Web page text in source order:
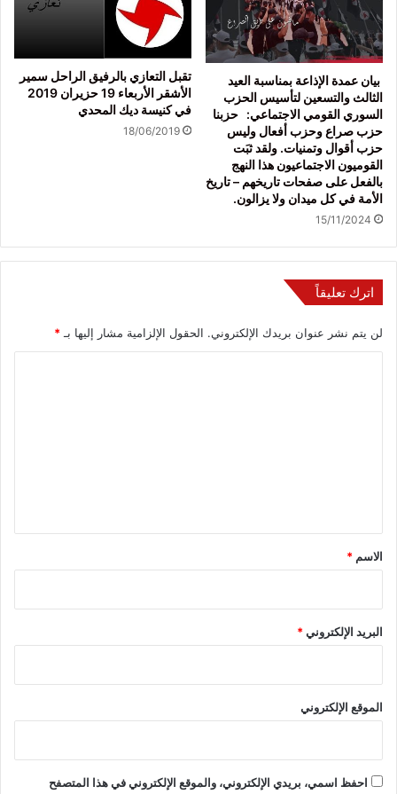
بيان عمدة الإذاعة بمناسبة العيد
الثالث والتسعين لتأسيس الحزب
السوري القومي الاجتماعي: حزبنا
حزب صراع وحزب أفعال وليس
حزب أقوال وتمنيات. ولقد ثبَت
القوميون الاجتماعيون هذا النهج
بالفعل على صفحات تاريخهم – تاريخ
الأمة في كل ميدان ولا يزالون.
15/11/2024
تقبل التعازي بالرفيق الراحل سمير
الأشقر الأربعاء 19 حزيران 2019
في كنيسة ديك المحدي
18/06/2019
اترك تعليقاً
لن يتم نشر عنوان بريدك الإلكتروني. الحقول الإلزامية مشار إليها بـ *
*
الاسم *
البريد الإلكتروني*
الموقع الإلكتروني
احفظ اسمي، بريدي الإلكتروني، والموقع الإلكتروني في هذا المتصفح